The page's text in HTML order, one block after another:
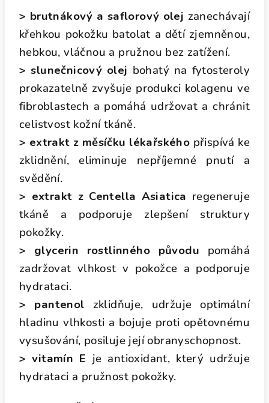
> brutnákový a saflorový olej zanechávají
křehkou pokožku batolat a dětí zjemněnou,
hebkou, vláčnou a pružnou bez zatížení.
> slunečnicový olej bohatý na fytosteroly
prokazatelně zvyšuje produkci kolagenu ve
fibroblastech a pomáhá udržovat a chránit
celistvost kožní tkáně.
> extrakt z měsíčku lékařského přispívá ke
zklidnění, eliminuje nepříjemné pnutí a
svědění.
> extrakt z Centella Asiatica regeneruje
tkáně a podporuje zlepšení struktury
pokožky.
> glycerin rostlinného původu pomáhá
zadržovat vlhkost v pokožce a podporuje
hydrataci.
> pantenol zklidňuje, udržuje optimální
hladinu vlhkosti a bojuje proti opětovnému
vysušování, posiluje její obranyschopnost.
> vitamín E je antioxidant, který udržuje
hydrataci a pružnost pokožky.